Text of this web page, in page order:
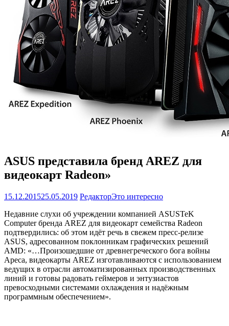
ASUS представила бренд AREZ для
видеокарт Radeon»
15.12.201525.05.2019 РедакторЭто интересно
Недавние слухи об учреждении компанией ASUSTeK
Computer бренда AREZ для видеокарт семейства Radeon
подтвердились: об этом идёт речь в свежем пресс-релизе
ASUS, адресованном поклонникам графических решений
AMD: «…Произошедшие от древнегреческого бога войны
Ареса, видеокарты AREZ изготавливаются с использованием
ведущих в отрасли автоматизированных производственных
линий и готовы радовать геймеров и энтузиастов
превосходными системами охлаждения и надёжным
программным обеспечением».